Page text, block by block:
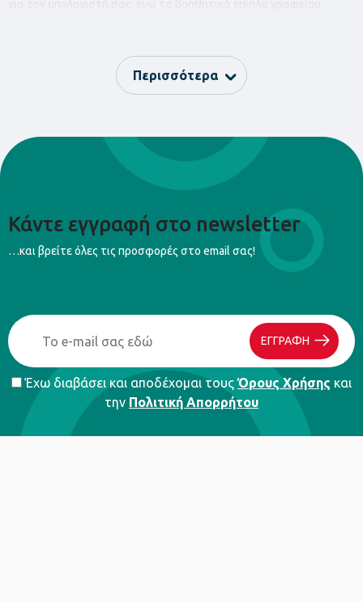
μεγέθη που προσαρμόζονται στις ανάγκες σας, μπορείτε να
δημιουργήσετε το ιδανικό γραφείο για τον χώρο εργασίας ή το
υψηλής ποιότητας θρανία Η/Υ και βοηθητικά επίπλα γραφείου που
συνδυάζουν λειτουργικότητα και στυλ.
Περισσότερα
Κάντε εγγραφή στο newsletter
…και βρείτε όλες τις προσφορές στο email σας!
ΕΓΓΡΑΦΗ
Έχω διαβάσει και αποδέχομαι τουςΌρους Χρήσης και
την Πολιτική Απορρήτου